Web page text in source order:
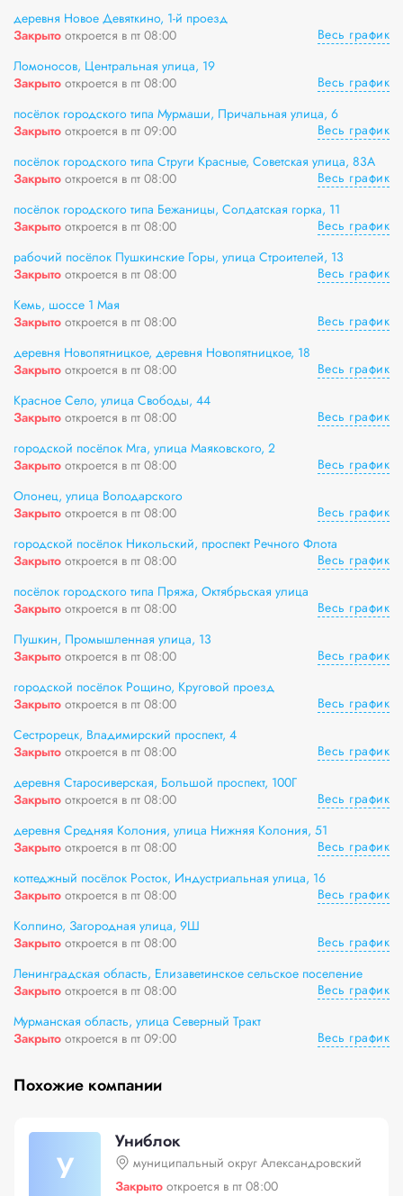
деревня Новое Девяткино, 1-й проезд
Закрыто откроется в пт 08:00
Весь график
Ломоносов, Центральная улица, 19
Закрыто откроется в пт 08:00
Весь график
посёлок городского типа Мурмаши, Причальная улица, 6
Закрыто откроется в пт 09:00
Весь график
посёлок городского типа Струги Красные, Советская улица, 83А
Закрыто откроется в пт 08:00
Весь график
посёлок городского типа Бежаницы, Солдатская горка, 11
Закрыто откроется в пт 08:00
Весь график
рабочий посёлок Пушкинские Горы, улица Строителей, 13
Закрыто откроется в пт 08:00
Весь график
Кемь, шоссе 1 Мая
Закрыто откроется в пт 08:00
Весь график
деревня Новопятницкое, деревня Новопятницкое, 18
Закрыто откроется в пт 08:00
Весь график
Красное Село, улица Свободы, 44
Закрыто откроется в пт 08:00
Весь график
городской посёлок Мга, улица Маяковского, 2
Закрыто откроется в пт 08:00
Весь график
Олонец, улица Володарского
Закрыто откроется в пт 08:00
Весь график
городской посёлок Никольский, проспект Речного Флота
Закрыто откроется в пт 08:00
Весь график
посёлок городского типа Пряжа, Октябрьская улица
Закрыто откроется в пт 08:00
Весь график
Пушкин, Промышленная улица, 13
Закрыто откроется в пт 08:00
Весь график
городской посёлок Рощино, Круговой проезд
Закрыто откроется в пт 08:00
Весь график
Сестрорецк, Владимирский проспект, 4
Закрыто откроется в пт 08:00
Весь график
деревня Старосиверская, Большой проспект, 100Г
Закрыто откроется в пт 08:00
Весь график
деревня Средняя Колония, улица Нижняя Колония, 51
Закрыто откроется в пт 08:00
Весь график
коттеджный посёлок Росток, Индустриальная улица, 16
Закрыто откроется в пт 08:00
Весь график
Колпино, Загородная улица, 9Ш
Закрыто откроется в пт 08:00
Весь график
Ленинградская область, Елизаветинское сельское поселение
Закрыто откроется в пт 08:00
Весь график
Мурманская область, улица Северный Тракт
Закрыто откроется в пт 09:00 Весь график
Похожие компании
У
Униблок
муниципальный округ Александровский
Закрыто откроется в пт 08:00